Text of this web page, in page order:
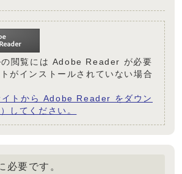
の閲覧には Adobe Reader が必要
がインストールされていない場合
トから Adobe Reader をダウン
してください。
必要です。